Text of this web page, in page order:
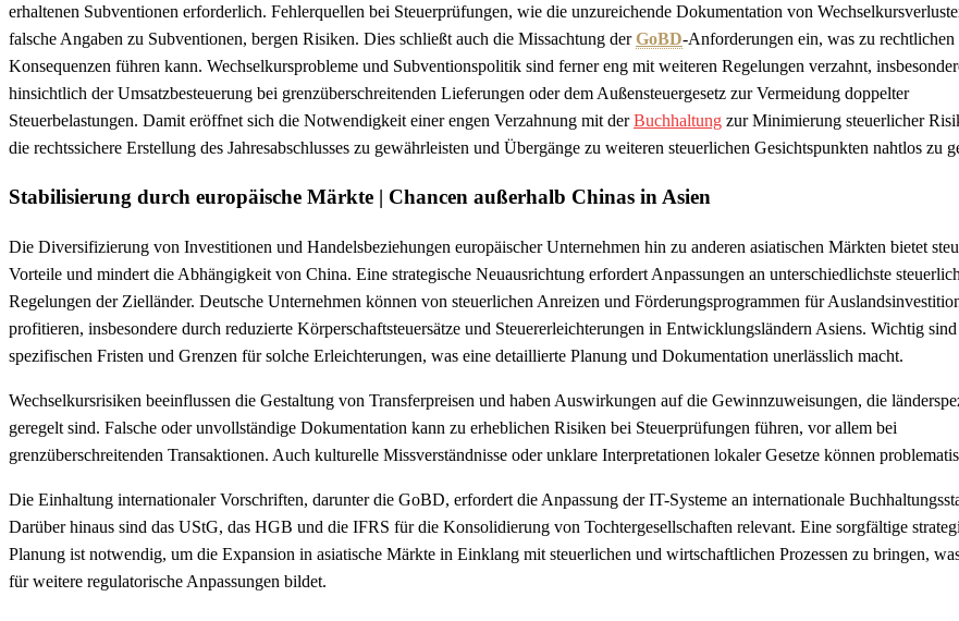
erhaltenen Subventionen erforderlich. Fehlerquellen bei Steuerprüfungen, wie die unzureichende Dokumentation von
falsche Angaben zu Subventionen, bergen Risiken. Dies schließt auch die Missachtung derGoBD-Anforderungen ein, was zu rechtlichen
Konsequenzen führen kann. Wechselkursprobleme und Subventionspolitik sind ferner eng mit weiteren Regelungen verzahnt,
hinsichtlich der Umsatzbesteuerung bei grenzüberschreitenden Lieferungen oder dem Außensteuergesetz zur Vermeidung doppelter
Steuerbelastungen. Damit eröffnet sich die Notwendigkeit einer engen Verzahnung mit derBuchhaltung zur Minimierung steuerlicher
die rechtssichere Erstellung des Jahresabschlusses zu gewährleisten und Übergänge zu weiteren steuerlichen Gesichtspunkten nahtlos zu
Stabilisierung durch europäische Märkte | Chancen außerhalb Chinas in Asien
Die Diversifizierung von Investitionen und Handelsbeziehungen europäischer Unternehmen hin zu anderen asiatischen Märkten bietet
Vorteile und mindert die Abhängigkeit von China. Eine strategische Neuausrichtung erfordert Anpassungen an unterschiedlichste
Regelungen der Zielländer. Deutsche Unternehmen können von steuerlichen Anreizen und Förderungsprogrammen für
profitieren, insbesondere durch reduzierte Körperschaftsteuersätze und Steuererleichterungen in Entwicklungsländern Asiens. Wichtig
spezifischen Fristen und Grenzen für solche Erleichterungen, was eine detaillierte Planung und Dokumentation unerlässlich macht.
Wechselkursrisiken beeinflussen die Gestaltung von Transferpreisen und haben Auswirkungen auf die Gewinnzuweisungen, die
geregelt sind. Falsche oder unvollständige Dokumentation kann zu erheblichen Risiken bei Steuerprüfungen führen, vor allem bei
grenzüberschreitenden Transaktionen. Auch kulturelle Missverständnisse oder unklare Interpretationen lokaler Gesetze können
Die Einhaltung internationaler Vorschriften, darunter die GoBD, erfordert die Anpassung der IT-Systeme an internationale
Darüber hinaus sind das UStG, das HGB und die IFRS für die Konsolidierung von Tochtergesellschaften relevant. Eine sorgfältige
Planung ist notwendig, um die Expansion in asiatische Märkte in Einklang mit steuerlichen und wirtschaftlichen Prozessen zu bringen,
für weitere regulatorische Anpassungen bildet.